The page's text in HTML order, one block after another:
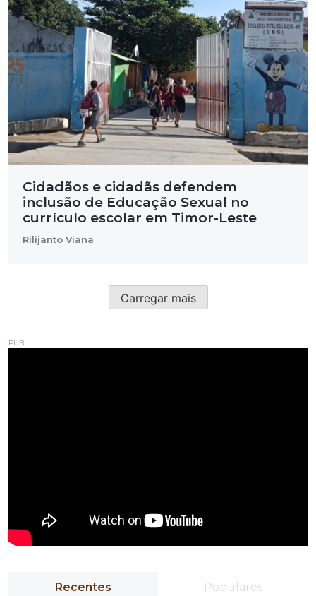
Cidadãos e cidadãs defendem
inclusão de Educação Sexual no
currículo escolar em Timor-Leste
Rilijanto Viana
Carregar mais
PUB
Recentes Populares